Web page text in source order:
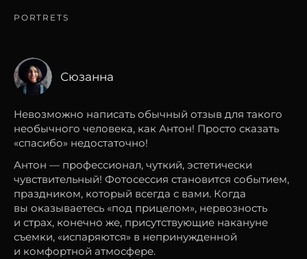
PORTRETS
Сюзанна
Невозможно написать обычный отзыв для такого
необычного человека, как Антон! Просто сказать
«спасибо» недостаточно!
Антон — профессионал, чуткий, эстетически
чувствительный! Фотосессия становится событием,
праздником, который всегда с вами. Когда
вы оказываетесь «под прицелом», нервозность
и страх, конечно же, присутствующие накануне
съемки, «испаряются» в непринужденной
и комфортной атмосфере.